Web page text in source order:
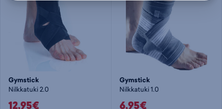
Gymstick
Nilkkatuki 2.0
12,95€
Gymstick
Nilkkatuki 1.0
6,95€